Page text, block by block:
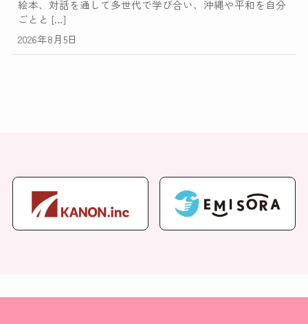
2026年8月5日
絵本、対話を通して多世代で学び合い、沖縄や平和を自分
ごとと […]